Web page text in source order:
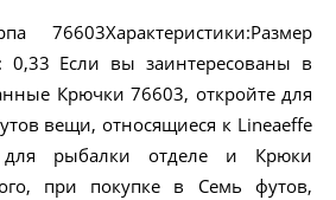
76603Характеристики:Размер
Если вы заинтересованы в
Крючки 76603, откройте для
вещи, относящиеся к Lineaeffe
рыбалки отделе и Крюки
при покупке в Семь футов,